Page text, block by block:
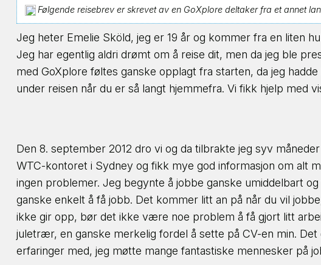
Følgende reisebrev er skrevet av en GoXplore deltaker fra et annet
Jeg heter Emelie Sköld, jeg er 19 år og kommer fra en liten
Jeg har egentlig aldri drømt om å reise dit, men da jeg ble
med GoXplore føltes ganske opplagt fra starten, da jeg
under reisen når du er så langt hjemmefra. Vi fikk hjelp med
Den 8. september 2012 dro vi og da tilbrakte jeg syv
WTC-kontoret i Sydney og fikk mye god informasjon om alt
ingen problemer. Jeg begynte å jobbe ganske umiddelbart
ganske enkelt å få jobb. Det kommer litt an på når du vil
ikke gir opp, bør det ikke være noe problem å få gjort litt
juletrær, en ganske merkelig fordel å sette på CV-en min.
erfaringer med, jeg møtte mange fantastiske mennesker på